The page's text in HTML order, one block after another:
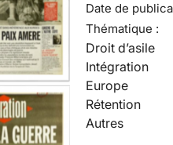
Date de
Thématique :
Droit d’asile
Intégration
Europe
Rétention
Autres